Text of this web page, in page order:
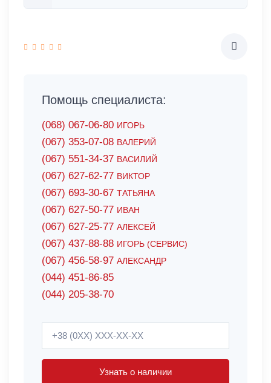
Помощь специалиста:
(068) 067-06-80 ИГОРЬ
(067) 353-07-08 ВАЛЕРИЙ
(067) 551-34-37 ВАСИЛИЙ
(067) 627-62-77 ВИКТОР
(067) 693-30-67 ТАТЬЯНА
(067) 627-50-77 ИВАН
(067) 627-25-77 АЛЕКСЕЙ
(067) 437-88-88 ИГОРЬ (СЕРВИС)
(067) 456-58-97 АЛЕКСАНДР
(044) 451-86-85
(044) 205-38-70
Узнать о наличии